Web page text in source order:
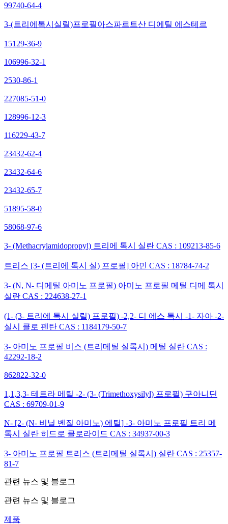
99740-64-4
3-(트리에톡시실릴)프로필아스파르트산 디에틸 에스테르
15129-36-9
106996-32-1
2530-86-1
227085-51-0
128996-12-3
116229-43-7
23432-62-4
23432-64-6
23432-65-7
51895-58-0
58068-97-6
3- (Methacrylamidopropyl) 트리에 톡시 실란 CAS : 109213-85-6
트리스 [3- (트리에 톡시 실) 프로필] 아민 CAS : 18784-74-2
3- (N, N- 디메틸 아미노 프로필) 아미노 프로필 메틸 디메 톡시
실란 CAS : 224638-27-1
(1- (3- 트리에 톡시 실릴) 프로필) -2,2- 디 에스 톡시 -1- 자아 -2-
실시 클로 펜탄 CAS : 1184179-50-7
3- 아미노 프로필 비스 (트리메틸 실록시) 메틸 실란 CAS :
42292-18-2
862822-32-0
1,1,3,3- 테트라 메틸 -2- (3- (Trimethoxysilyl) 프로필) 구아니딘
CAS : 69709-01-9
N- [2- (N- 비닐 벤질 아미노) 에틸] -3- 아미노 프로필 트리 메
톡시 실란 히드로 클로라이드 CAS : 34937-00-3
3- 아미노 프로필 트리스 (트리메틸 실록시) 실란 CAS : 25357-
81-7
관련 뉴스 및 블로그
관련 뉴스 및 블로그
제품